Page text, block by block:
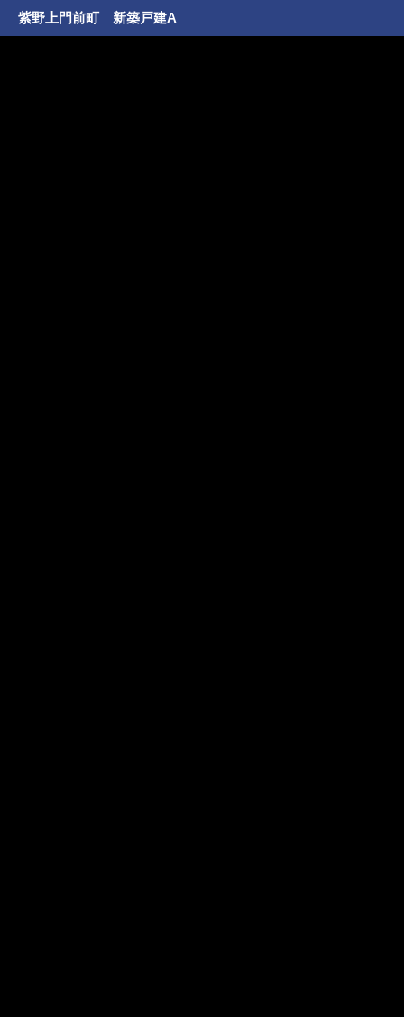
紫野上門前町 新築戸建A